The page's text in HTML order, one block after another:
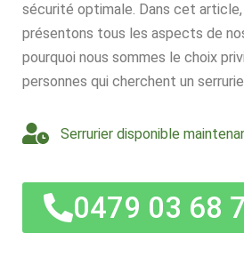
sécurité optimale. Dans cet article,
présentons tous les aspects de
pourquoi nous sommes le choix
personnes qui cherchent un
Serrurier disponible
0479 03 68